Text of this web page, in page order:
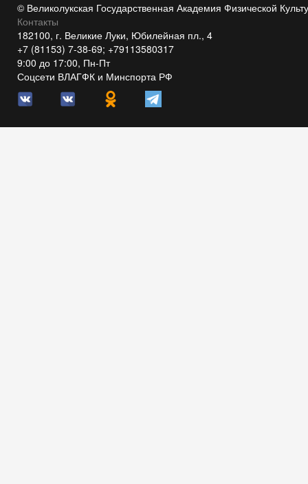
© Великолукская Государственная Академия Физической
Контакты
182100, г. Великие Луки, Юбилейная пл., 4
+7 (81153) 7-38-69; +79113580317
9:00 до 17:00, Пн-Пт
Соцсети ВЛАГФК и Минспорта РФ